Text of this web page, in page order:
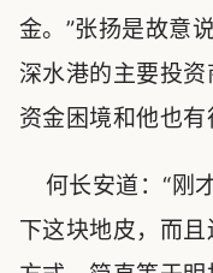
金。”张扬是故意
深水港的主要投
资金困境和他也有
何长安道：“刚
下这块地皮，而